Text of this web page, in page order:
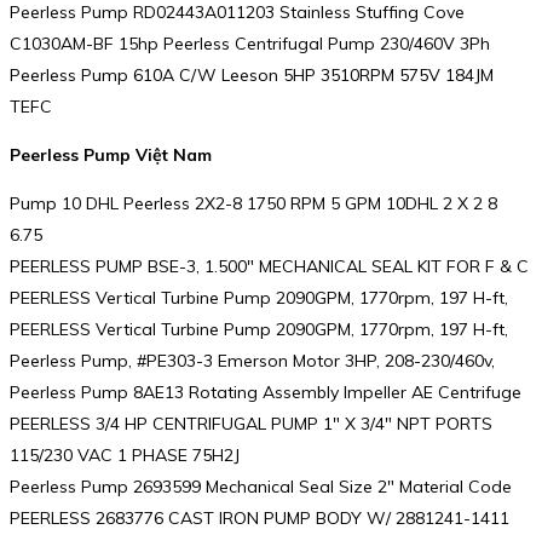
Peerless Pump RD02443A011203 Stainless Stuffing Cove
C1030AM-BF 15hp Peerless Centrifugal Pump 230/460V 3Ph
Peerless Pump 610A C/W Leeson 5HP 3510RPM 575V 184JM
TEFC
Peerless Pump Việt Nam
Pump 10 DHL Peerless 2X2-8 1750 RPM 5 GPM 10DHL 2 X 2 8
6.75
PEERLESS PUMP BSE-3, 1.500″ MECHANICAL SEAL KIT FOR F & C
PEERLESS Vertical Turbine Pump 2090GPM, 1770rpm, 197 H-ft,
PEERLESS Vertical Turbine Pump 2090GPM, 1770rpm, 197 H-ft,
Peerless Pump, #PE303-3 Emerson Motor 3HP, 208-230/460v,
Peerless Pump 8AE13 Rotating Assembly Impeller AE Centrifuge
PEERLESS 3/4 HP CENTRIFUGAL PUMP 1″ X 3/4″ NPT PORTS
115/230 VAC 1 PHASE 75H2J
Peerless Pump 2693599 Mechanical Seal Size 2″ Material Code
PEERLESS 2683776 CAST IRON PUMP BODY W/ 2881241-1411